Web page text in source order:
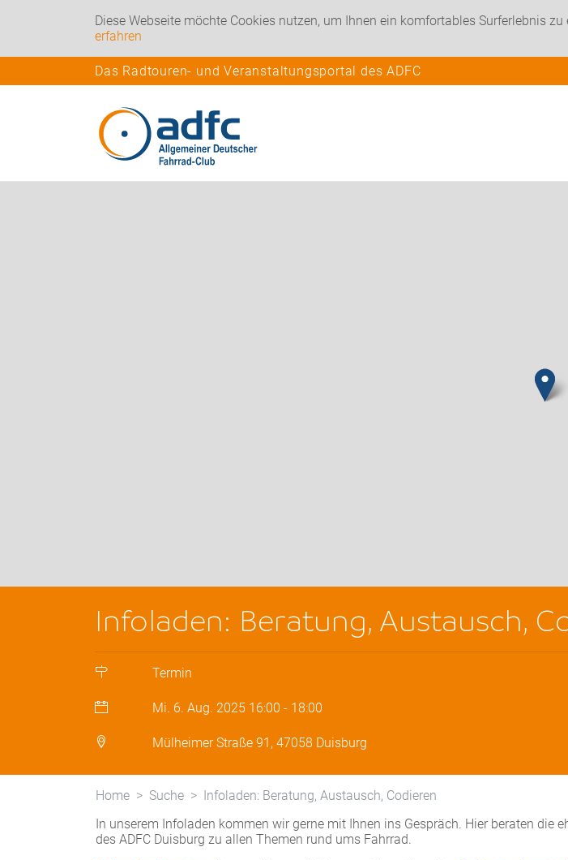
Diese Webseite möchte Cookies nutzen, um Ihnen ein komfortables Surferlebnis
erfahren
Das Radtouren- und Veranstaltungsportal des ADFC
Infoladen: Beratung, Austausch,
Termin
Mi. 6. Aug. 2025 16:00 - 18:00
Mülheimer Straße 91, 47058 Duisburg
Home Suche
Infoladen: Beratung, Austausch, Codieren
In unserem Infoladen kommen wir gerne mit Ihnen ins Gespräch. Hier beraten die
des ADFC Duisburg zu allen Themen rund ums Fahrrad.